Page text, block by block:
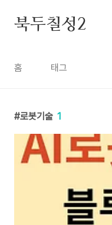
북두칠성2
홈 태그
로봇기술 1